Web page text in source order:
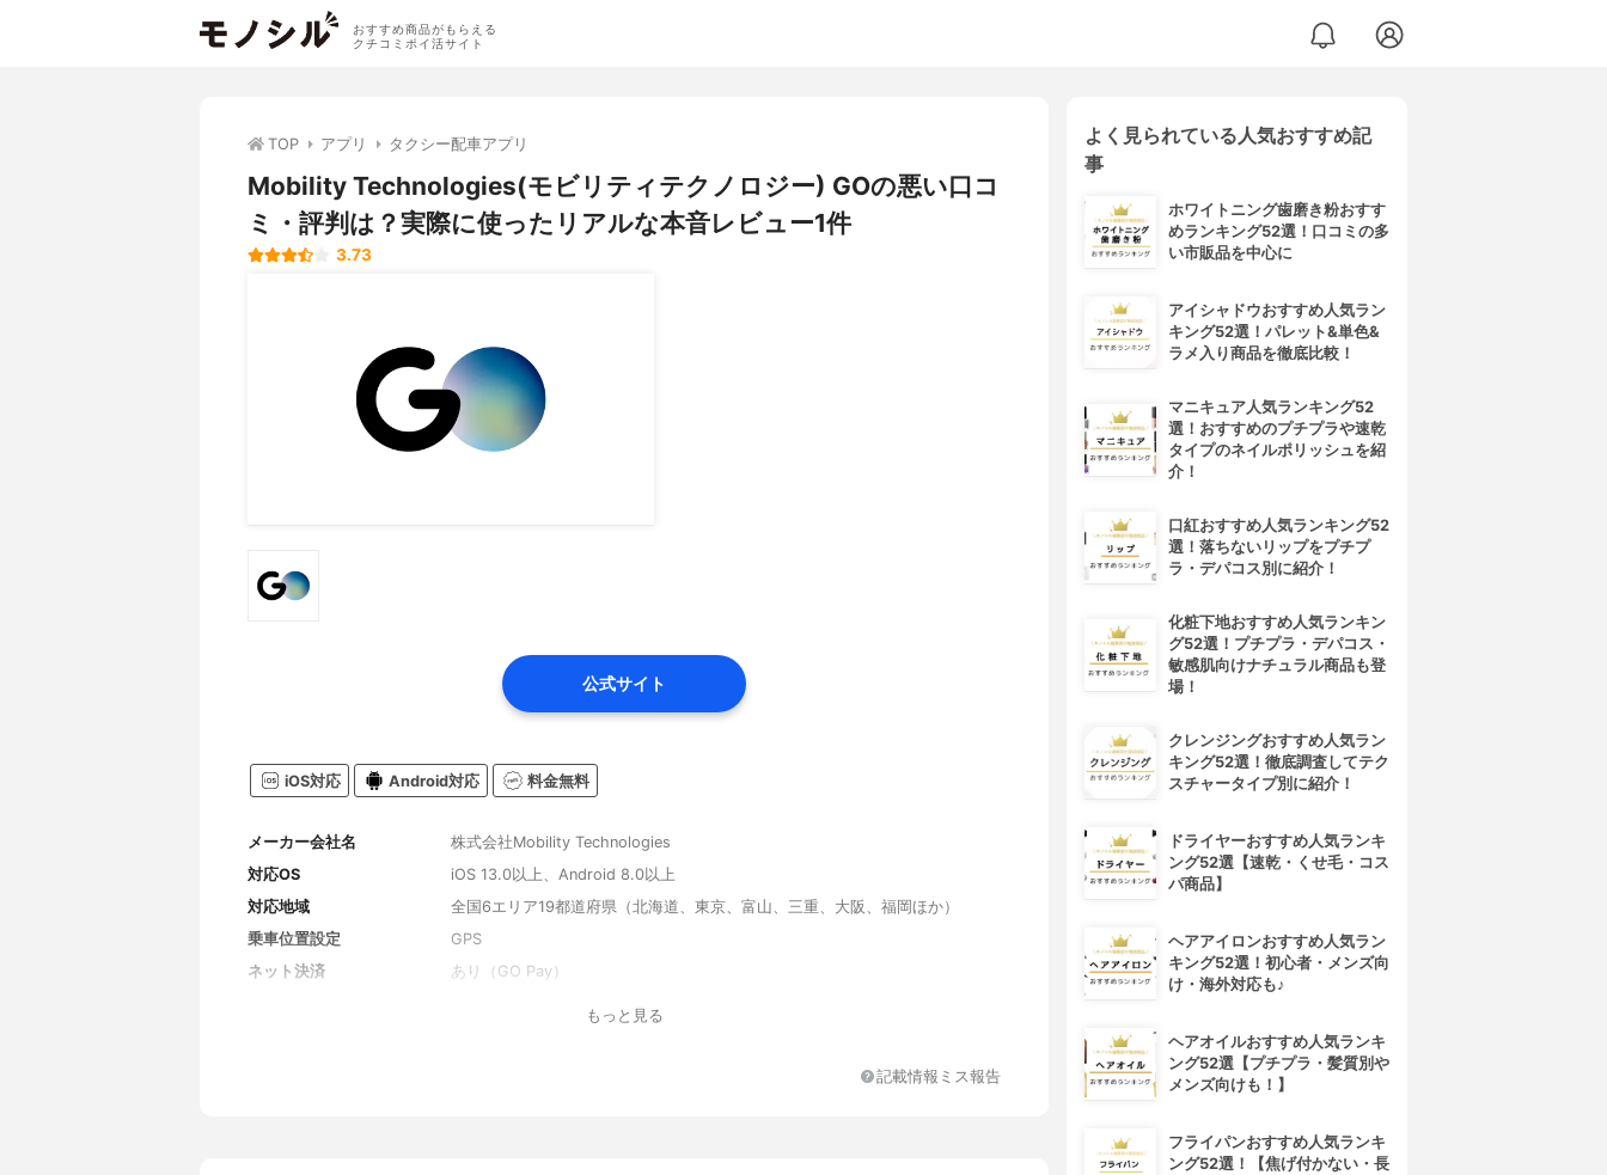
おすすめ商品がもらえる
クチコミポイ活サイト
TOP アプリ タクシー配車アプリ
Mobility Technologies(モビリティテクノロジー) GOの悪い口コ
ミ・評判は？実際に使ったリアルな本音レビュー1件
3.73
公式サイト
iOS対応 Android対応 料金無料
メーカー会社名
株式会社Mobility Technologies
対応OS
iOS 13.0以上、Android 8.0以上
対応地域
全国6エリア19都道府県（北海道、東京、富山、三重、大阪、福岡ほか）
乗車位置設定
GPS
ネット決済
あり（GO Pay）
もっと見る
記載情報ミス報告
よく見られている人気おすすめ記
事
ホワイトニング歯磨き粉おすす
めランキング52選！口コミの多
い市販品を中心に
アイシャドウおすすめ人気ラン
キング52選！パレット&単色&
ラメ入り商品を徹底比較！
マニキュア人気ランキング52
選！おすすめのプチプラや速乾
タイプのネイルポリッシュを紹
介！
口紅おすすめ人気ランキング52
選！落ちないリップをプチプ
ラ・デパコス別に紹介！
化粧下地おすすめ人気ランキン
グ52選！プチプラ・デパコス・
敏感肌向けナチュラル商品も登
場！
クレンジングおすすめ人気ラン
キング52選！徹底調査してテク
スチャータイプ別に紹介！
ドライヤーおすすめ人気ランキ
ング52選【速乾・くせ毛・コス
パ商品】
ヘアアイロンおすすめ人気ラン
キング52選！初心者・メンズ向
け・海外対応も♪
ヘアオイルおすすめ人気ランキ
ング52選【プチプラ・髪質別や
メンズ向けも！】
フライパンおすすめ人気ランキ
ング52選！【焦げ付かない・長